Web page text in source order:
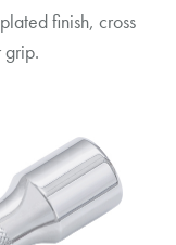
finish, cross
grip.